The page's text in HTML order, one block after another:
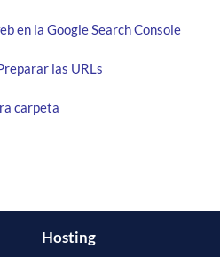
en la Google Search Console
las URLs
carpeta
Hosting